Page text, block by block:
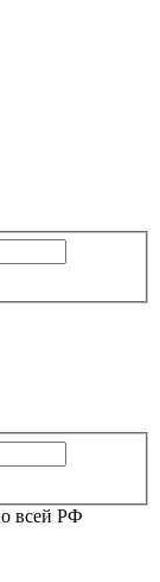
всей РФ